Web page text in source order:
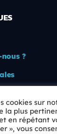
?
cookies sur
la plus
en répétant
», vous